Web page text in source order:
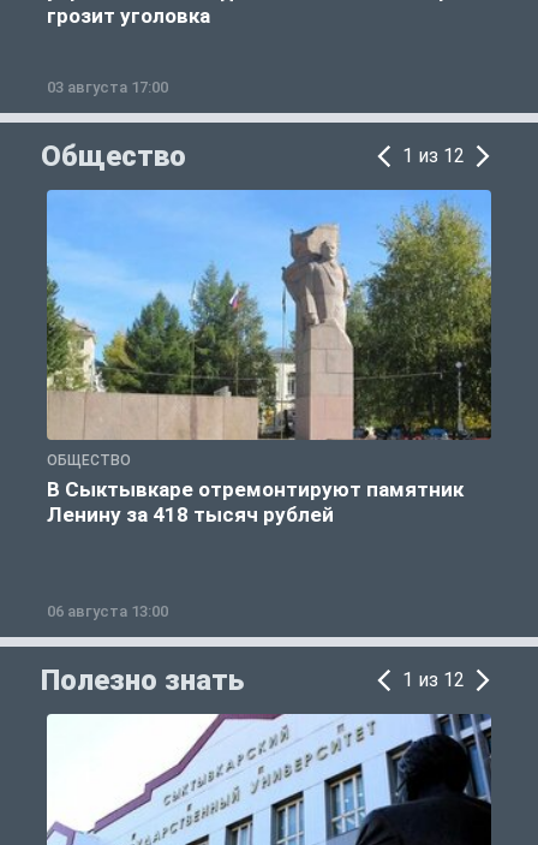
грозит уголовка
03 августа 17:00
Общество 1 из 12
ОБЩЕСТВО
В Сыктывкаре отремонтируют памятник
Ленину за 418 тысяч рублей
06 августа 13:00
Полезно знать 1 из 12